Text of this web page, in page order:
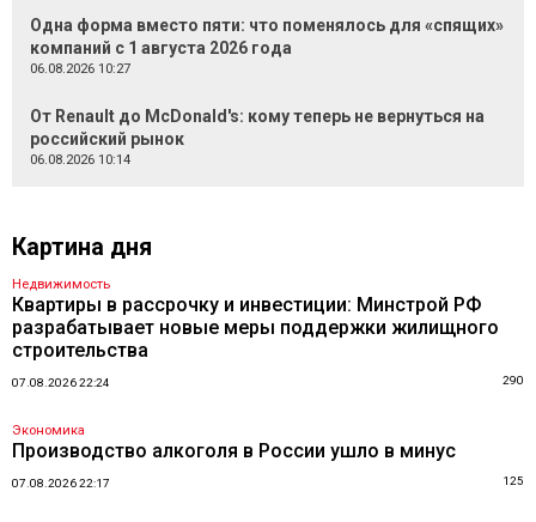
Одна форма вместо пяти: что поменялось для «спящих»
компаний с 1 августа 2026 года
06.08.2026 10:27
От Renault до McDonald's: кому теперь не вернуться на
российский рынок
06.08.2026 10:14
Картина дня
Недвижимость
Квартиры в рассрочку и инвестиции: Минстрой РФ
разрабатывает новые меры поддержки жилищного
строительства
07.08.2026 22:24 290
Экономика
Производство алкоголя в России ушло в минус
07.08.2026 22:17 125